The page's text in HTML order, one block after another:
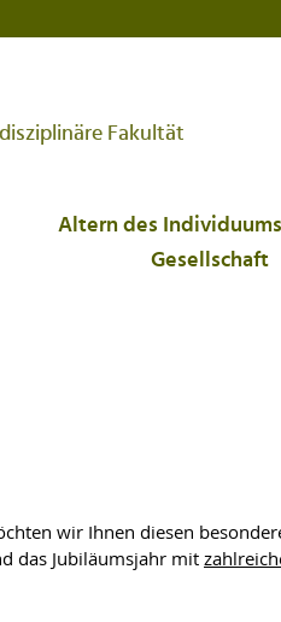
Fakultät
Altern des
Gesellschaft
wir Ihnen diesen
das Jubiläumsjahr mit